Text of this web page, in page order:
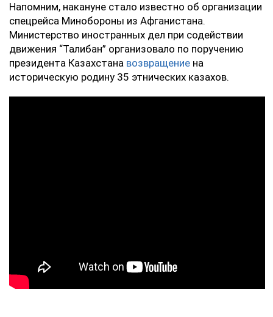
Напомним, накануне стало известно об организации
спецрейса Минобороны из Афганистана.
Министерство иностранных дел при содействии
движения “Талибан” организовало по поручению
президента Казахстана возвращение на
историческую родину 35 этнических казахов.